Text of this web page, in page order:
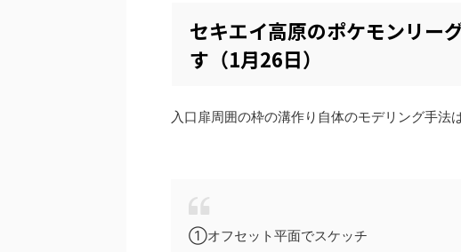
セキエイ高原のポケモンリー
す（1月26日）
入口扉周囲の枠の溝作り自体のモデリング手法
①オフセット平面でスケッチ